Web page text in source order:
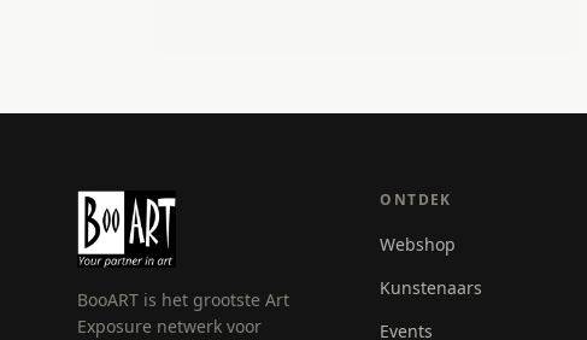
BooART is het grootste Art
Exposure netwerk voor
ONTDEK
Webshop
Kunstenaars
Events